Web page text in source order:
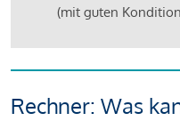
(mit guten
Rechner: Was